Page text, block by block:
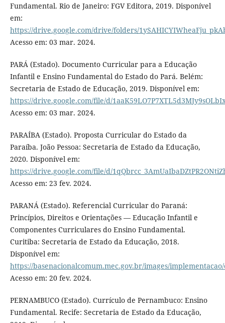
Fundamental. Rio de Janeiro: FGV Editora, 2019. Disponível
em:
https://drive.google.com/drive/folders/
Acesso em: 03 mar. 2024.
PARÁ (Estado). Documento Curricular para a Educação
Infantil e Ensino Fundamental do Estado do Pará. Belém:
Secretaria de Estado de Educação, 2019. Disponível em:
https://drive.google.com/file/d/
Acesso em: 03 mar. 2024.
PARAÍBA (Estado). Proposta Curricular do Estado da
Paraíba. João Pessoa: Secretaria de Estado da Educação,
2020. Disponível em:
https://drive.google.com/file/d/
Acesso em: 23 fev. 2024.
PARANÁ (Estado). Referencial Curricular do Paraná:
Princípios, Direitos e Orientações — Educação Infantil e
Componentes Curriculares do Ensino Fundamental.
Curitiba: Secretaria de Estado da Educação, 2018.
Disponível em:
https://basenacionalcomum.mec.gov.br/images/
Acesso em: 20 fev. 2024.
PERNAMBUCO (Estado). Currículo de Pernambuco: Ensino
Fundamental. Recife: Secretaria de Estado da Educação,